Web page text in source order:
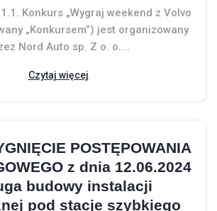
Konkurs „Wygraj weekend z Volvo
„Konkursem”) jest organizowany
Nord Auto sp. Z o. o....
Czytaj więcej
POSTĘPOWANIA
z dnia 12.06.2024
budowy instalacji
pod stacje szybkiego